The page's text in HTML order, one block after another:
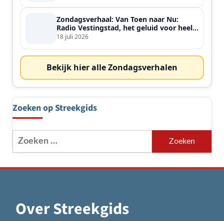
Zondagsverhaal: Van Toen naar Nu:
Radio Vestingstad, het geluid voor heel
de streek
18 juli 2026
Bekijk hier alle Zondagsverhalen
Zoeken op Streekgids
Zoeken
naar:
Over Streekgids